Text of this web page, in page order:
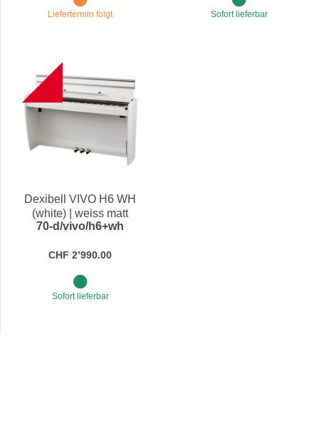
Liefertermin folgt Sofort lieferbar
Dexibell VIVO H6 WH
(white) | weiss matt
70-d/vivo/h6+wh
CHF 2’990.00
Sofort lieferbar